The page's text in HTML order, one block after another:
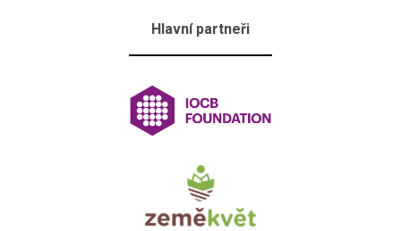
Hlavní partneři